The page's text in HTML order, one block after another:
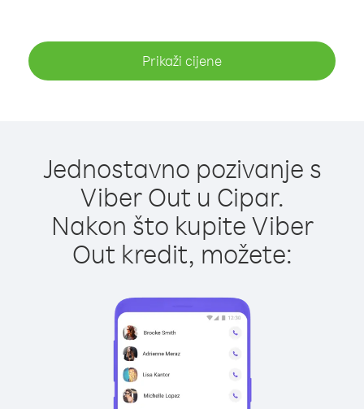
Prikaži cijene
Jednostavno pozivanje s
Viber Out u Cipar.
Nakon što kupite Viber
Out kredit, možete: